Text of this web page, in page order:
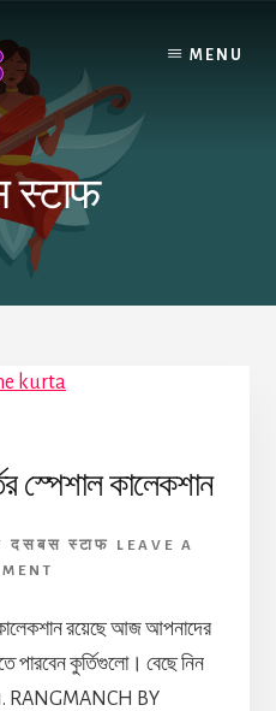
MENU
स्टाफ
স্পেশাল কালেকশান
दसबस स्टाफ
LEAVE A
কালেকশান রয়েছে আজ আপনাদের
পারবেন কুর্তিগুলো। বেছে নিন
1. RANGMANCH BY